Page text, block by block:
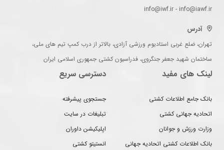
info@iwf.ir - info@iawf.ir
آدرس
تهران، ضلع غربی استادیوم ورزشی آزادی، بالاتر از درب کمپ تیم های ملی،
ساختمان شهید جعفر جنگروی، فدراسیون کشتی جمهوری اسلامی ایران
لینک های مفید
بانک جامع اطلاعات کشتی
اتحادیه جهانی کشتی
وزارت ورزش و جوانان
بانک اطلاعات کشتی اتحادیه جهانی
دسترسی سریع
جستجوی پیشرفته
تبلیغات در سایت
اپلیکیشن داوران
انستیتو کشتی